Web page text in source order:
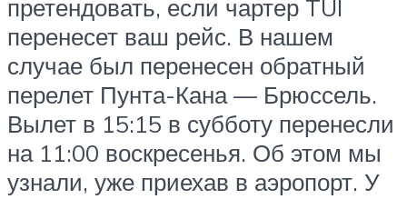
претендовать, если чартер TUI
перенесет ваш рейс. В нашем
случае был перенесен обратный
перелет Пунта-Кана — Брюссель.
Вылет в 15:15 в субботу перенесли
на 11:00 воскресенья. Об этом мы
узнали, уже приехав в аэропорт. У